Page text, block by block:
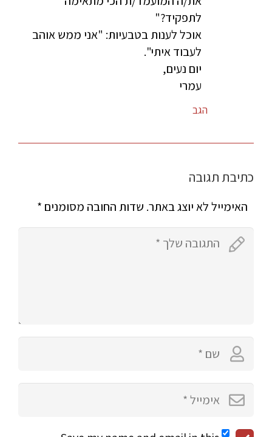
לתפקיד?"
אוכל לענות בטבעיות: "אני ממש אוהב
לעבוד איתי".
יום נעים,
עמרי
הגב
כתיבת תגובה
האימייל לא יוצג באתר. שדות החובה מסומנים *